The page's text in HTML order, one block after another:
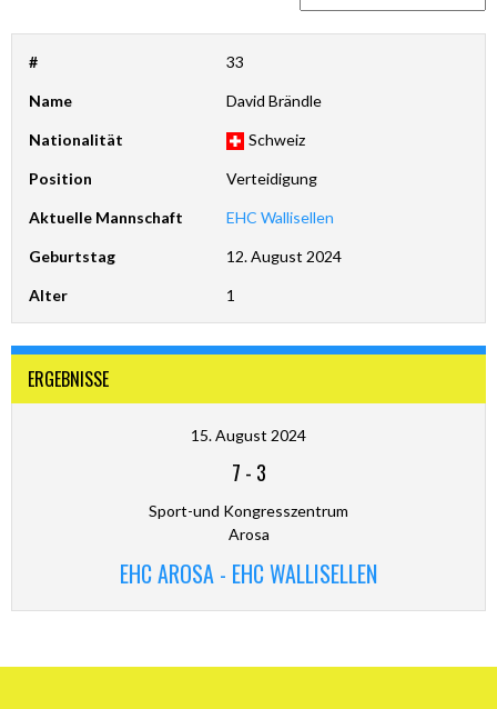
# 33
Name David Brändle
Nationalität Schweiz
Position Verteidigung
Aktuelle Mannschaft EHC Wallisellen
Geburtstag 12. August 2024
Alter 1
ERGEBNISSE
15. August 2024
7 - 3
Sport-und Kongresszentrum
Arosa
EHC AROSA - EHC WALLISELLEN